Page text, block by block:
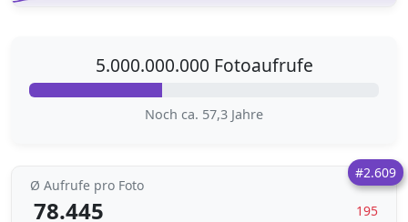
5.000.000.000 Fotoaufrufe
Noch ca. 57,3 Jahre
#2.609
Ø Aufrufe pro Foto
78.445 195